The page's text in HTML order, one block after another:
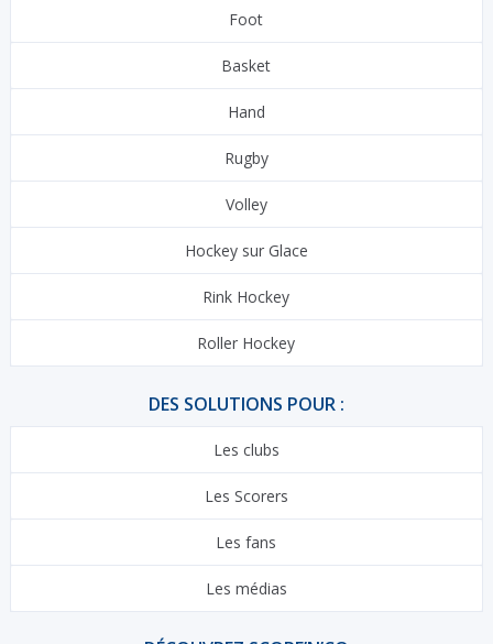
Foot
Basket
Hand
Rugby
Volley
Hockey sur Glace
Rink Hockey
Roller Hockey
DES SOLUTIONS POUR :
Les clubs
Les Scorers
Les fans
Les médias